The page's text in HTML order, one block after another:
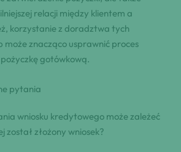
relacji między klientem a
korzystanie z doradztwa tych
może znacząco usprawnić proces
gotówkową.
pytania
wniosku kredytowego może zależeć
został złożony wniosek?